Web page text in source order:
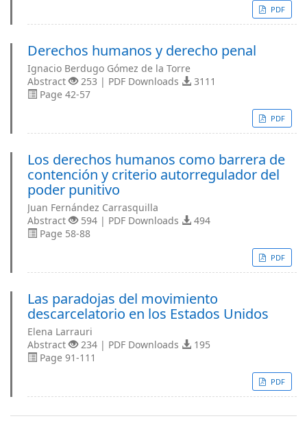
PDF
Derechos humanos y derecho penal
Ignacio Berdugo Gómez de la Torre
Abstract
253 | PDF Downloads
3111
Page 42-57
PDF
Los derechos humanos como barrera de
contención y criterio autorregulador del
poder punitivo
Juan Fernández Carrasquilla
Abstract
594 | PDF Downloads
494
Page 58-88
PDF
Las paradojas del movimiento
descarcelatorio en los Estados Unidos
Elena Larrauri
Abstract
234 | PDF Downloads
195
Page 91-111
PDF